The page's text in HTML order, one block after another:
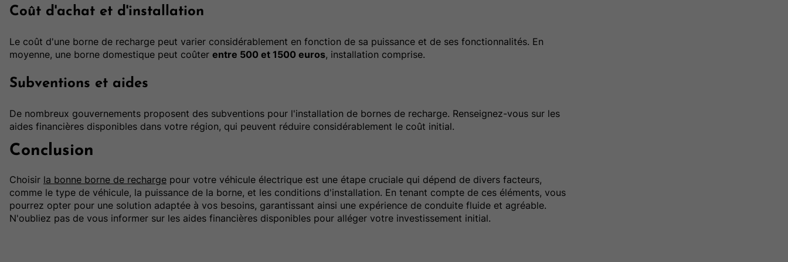
Coût d'achat et d'installation
Le coût d'une borne de recharge peut varier considérablement en fonction de sa puissance et de ses fonctionnalités. En
moyenne, une borne domestique peut coûter entre 500 et 1500 euros, installation comprise.
Subventions et aides
De nombreux gouvernements proposent des subventions pour l'installation de bornes de recharge. Renseignez-vous sur les
aides financières disponibles dans votre région, qui peuvent réduire considérablement le coût initial.
Conclusion
Choisir la bonne borne de recharge pour votre véhicule électrique est une étape cruciale qui dépend de divers facteurs,
comme le type de véhicule, la puissance de la borne, et les conditions d'installation. En tenant compte de ces éléments, vous
pourrez opter pour une solution adaptée à vos besoins, garantissant ainsi une expérience de conduite fluide et agréable.
N'oubliez pas de vous informer sur les aides financières disponibles pour alléger votre investissement initial.